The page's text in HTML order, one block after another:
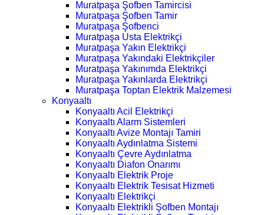
Muratpaşa Şofben Tamircisi
Muratpaşa Şofben Tamir
Muratpaşa Şofbenci
Muratpaşa Usta Elektrikçi
Muratpaşa Yakın Elektrikçi
Muratpaşa Yakındaki Elektrikçiler
Muratpaşa Yakınımda Elektrikçi
Muratpaşa Yakınlarda Elektrikçi
Muratpaşa Toptan Elektrik Malzemesi
Konyaaltı
Konyaaltı Acil Elektrikçi
Konyaaltı Alarm Sistemleri
Konyaaltı Avize Montajı Tamiri
Konyaaltı Aydınlatma Sistemi
Konyaaltı Çevre Aydınlatma
Konyaaltı Diafon Onarımı
Konyaaltı Elektrik Proje
Konyaaltı Elektrik Tesisat Hizmeti
Konyaaltı Elektrikçi
Konyaaltı Elektrikli Şofben Montajı